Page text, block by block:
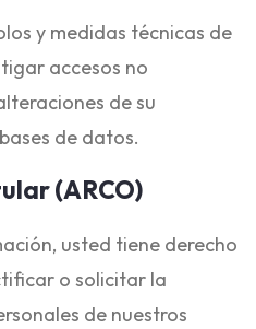
y medidas técnicas de
accesos no
de su
de datos.
(ARCO)
usted tiene derecho
o solicitar la
de nuestros